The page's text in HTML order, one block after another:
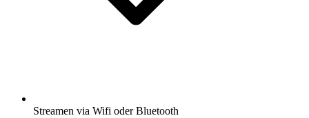
Streamen via Wifi oder Bluetooth